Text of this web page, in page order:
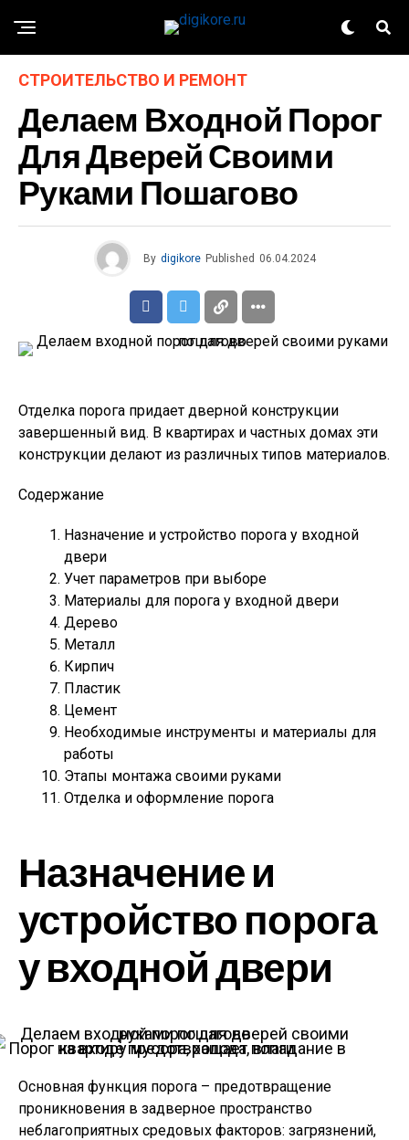
СТРОИТЕЛЬСТВО И РЕМОНТ
Делаем Входной Порог
Для Дверей Своими
Руками Пошагово
By digikore Published 06.04.2024
Отделка порога придает дверной конструкции
завершенный вид. В квартирах и частных домах эти
конструкции делают из различных типов материалов.
Содержание
Назначение и устройство порога у входной
двери
Учет параметров при выборе
Материалы для порога у входной двери
Дерево
Металл
Кирпич
Пластик
Цемент
Необходимые инструменты и материалы для
работы
Этапы монтажа своими руками
Отделка и оформление порога
Назначение и
устройство порога
у входной двери
Порог на входе предотвращает попадание в квартиру мусора, холода, влаги
Основная функция порога – предотвращение
проникновения в задверное пространство
неблагоприятных средовых факторов: загрязнений,